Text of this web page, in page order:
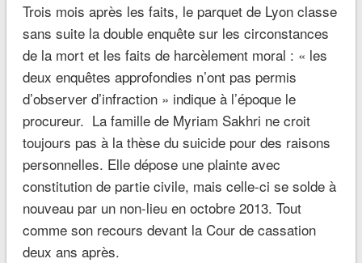
Trois mois après les faits, le parquet de Lyon classe
sans suite la double enquête sur les circonstances
de la mort et les faits de harcèlement moral : « les
deux enquêtes approfondies n’ont pas permis
d’observer d’infraction » indique à l’époque le
procureur. La famille de Myriam Sakhri ne croit
toujours pas à la thèse du suicide pour des raisons
personnelles. Elle dépose une plainte avec
constitution de partie civile, mais celle-ci se solde à
nouveau par un non-lieu en octobre 2013. Tout
comme son recours devant la Cour de cassation
deux ans après.